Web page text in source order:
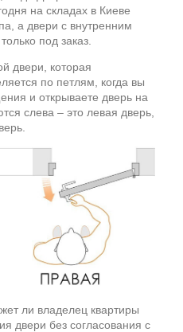
на складах в Киеве
а двери с внутренним
под заказ.
двери, которая
по петлям, когда вы
и открываете дверь на
слева – это левая дверь,
ли владелец квартиры
двери без согласования с